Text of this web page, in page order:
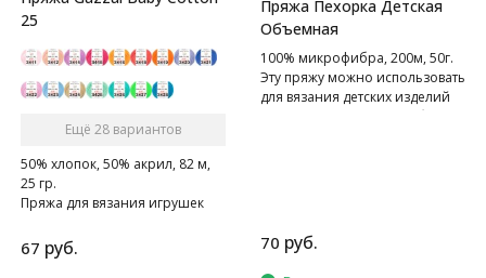
25
Ещё 28 вариантов
50% хлопок, 50% акрил, 82 м,
25 гр.
Пряжа для вязания игрушек
67 руб.
Пряжа Пехорка Детская
Объемная
100% микрофибра, 200м, 50г.
Эту пряжу можно использовать
для вязания детских изделий
для грудничков и детей более
70 руб.